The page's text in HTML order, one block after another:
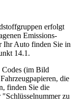
erfolgt
Emissions-
Ihr Auto finden Sie in
14.1.
Codes (im Bild
die
finden Sie die
zu